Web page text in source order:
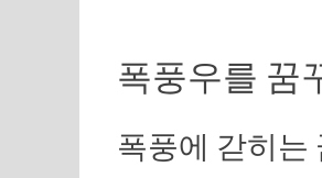
폭풍우를 꿈
폭풍에 갇히는